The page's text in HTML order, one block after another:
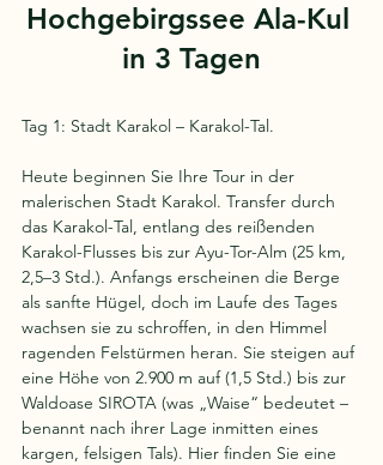
Hochgebirgssee Ala-Kul
in 3 Tagen
Tag 1: Stadt Karakol – Karakol-Tal.
Heute beginnen Sie Ihre Tour in der
malerischen Stadt Karakol. Transfer durch
das Karakol-Tal, entlang des reißenden
Karakol-Flusses bis zur Ayu-Tor-Alm (25 km,
2,5–3 Std.). Anfangs erscheinen die Berge
als sanfte Hügel, doch im Laufe des Tages
wachsen sie zu schroffen, in den Himmel
ragenden Felstürmen heran. Sie steigen auf
eine Höhe von 2.900 m auf (1,5 Std.) bis zur
Waldoase SIROTA (was „Waise“ bedeutet –
benannt nach ihrer Lage inmitten eines
kargen, felsigen Tals). Hier finden Sie eine